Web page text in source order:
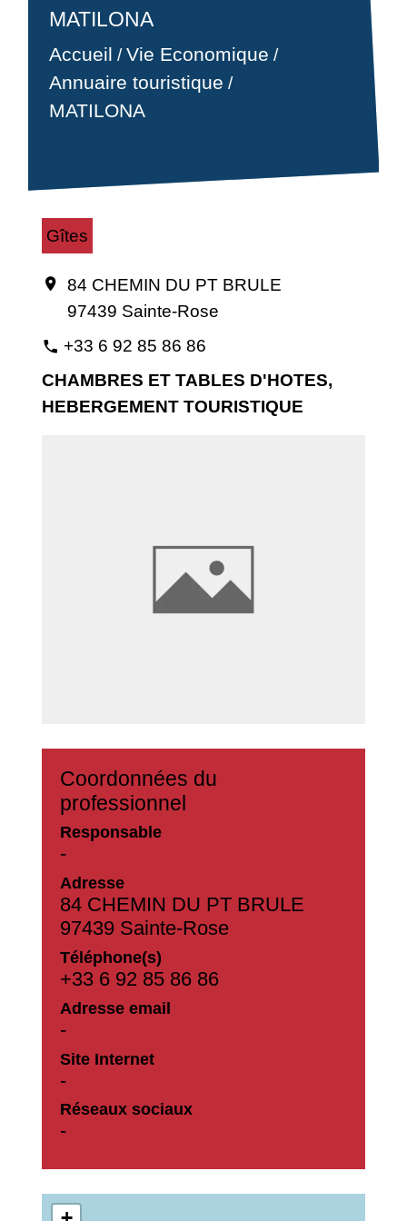
MATILONA
Accueil /Vie Economique /
Annuaire touristique /
MATILONA
Gîtes
location_on
84 CHEMIN DU PT BRULE
97439 Sainte-Rose
phone +33 6 92 85 86 86
CHAMBRES ET TABLES D'HOTES,
HEBERGEMENT TOURISTIQUE
Coordonnées du
professionnel
Responsable
-
Adresse
84 CHEMIN DU PT BRULE
97439 Sainte-Rose
Téléphone(s)
+33 6 92 85 86 86
Adresse email
-
Site Internet
-
Réseaux sociaux
-